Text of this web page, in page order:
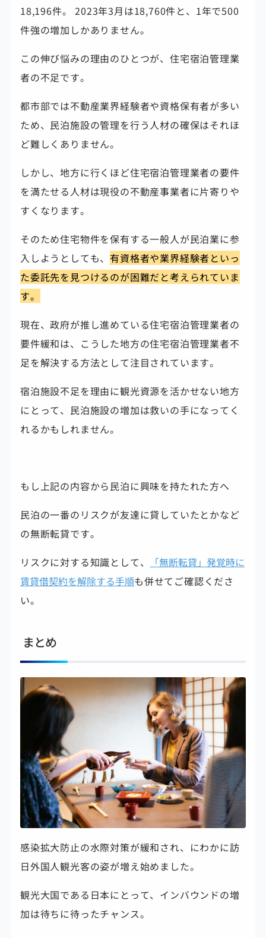
18,196件。 2023年3月は18,760件と、1年で500
件強の増加しかありません。
この伸び悩みの理由のひとつが、住宅宿泊管理業
者の不足です。
都市部では不動産業界経験者や資格保有者が多い
ため、民泊施設の管理を行う人材の確保はそれほ
ど難しくありません。
しかし、地方に行くほど住宅宿泊管理業者の要件
を満たせる人材は現役の不動産事業者に片寄りや
すくなります。
そのため住宅物件を保有する一般人が民泊業に参
入しようとしても、有資格者や業界経験者といっ
た委託先を見つけるのが困難だと考えられていま
す。
現在、政府が推し進めている住宅宿泊管理業者の
要件緩和は、こうした地方の住宅宿泊管理業者不
足を解決する方法として注目されています。
宿泊施設不足を理由に観光資源を活かせない地方
にとって、民泊施設の増加は救いの手になってく
れるかもしれません。
もし上記の内容から民泊に興味を持たれた方へ
民泊の一番のリスクが友達に貸していたとかなど
の無断転貸です。
リスクに対する知識として、
「無断転貸」発覚時に
賃貸借契約を解除する手順も併せてご確認くださ
い。
まとめ
感染拡大防止の水際対策が緩和され、にわかに訪
日外国人観光客の姿が増え始めました。
観光大国である日本にとって、インバウンドの増
加は待ちに待ったチャンス。